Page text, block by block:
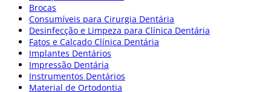
Brocas
Consumíveis para Cirurgia Dentária
Desinfecção e Limpeza para Clínica Dentária
Fatos e Calçado Clínica Dentária
Implantes Dentários
Impressão Dentária
Instrumentos Dentários
Material de Ortodontia